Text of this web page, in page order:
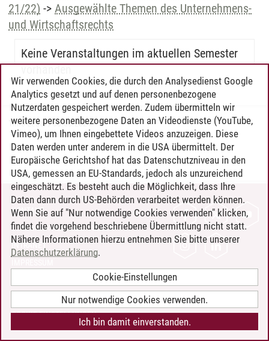
21/22) -> Ausgewählte Themen des Unternehmens-
und Wirtschaftsrechts
Keine Veranstaltungen im aktuellen Semester
vorhanden
Timo Leder/30.06.2024
KONTAKT
LEUPHANA ALS ARBEITGEBER
INTRANET
BARRIEREFREIHEIT
COOKIE-EINSTELLUNGEN
Wir verwenden Cookies, die durch den Analysedienst Google
Analytics gesetzt und auf denen personenbezogene
Nutzerdaten gespeichert werden. Zudem übermitteln wir
weitere personenbezogene Daten an Videodienste (YouTube,
Vimeo), um Ihnen eingebettete Videos anzuzeigen. Diese
Daten werden unter anderem in die USA übermittelt. Der
Europäische Gerichtshof hat das Datenschutzniveau in den
USA, gemessen an EU-Standards, jedoch als unzureichend
eingeschätzt. Es besteht auch die Möglichkeit, dass Ihre
Daten dann durch US-Behörden verarbeitet werden können.
Wenn Sie auf "Nur notwendige Cookies verwenden" klicken,
findet die vorgehend beschriebene Übermittlung nicht statt.
Nähere Informationen hierzu entnehmen Sie bitte unserer
Datenschutzerklärung.
Cookie-Einstellungen
Nur notwendige Cookies verwenden.
Ich bin damit einverstanden.